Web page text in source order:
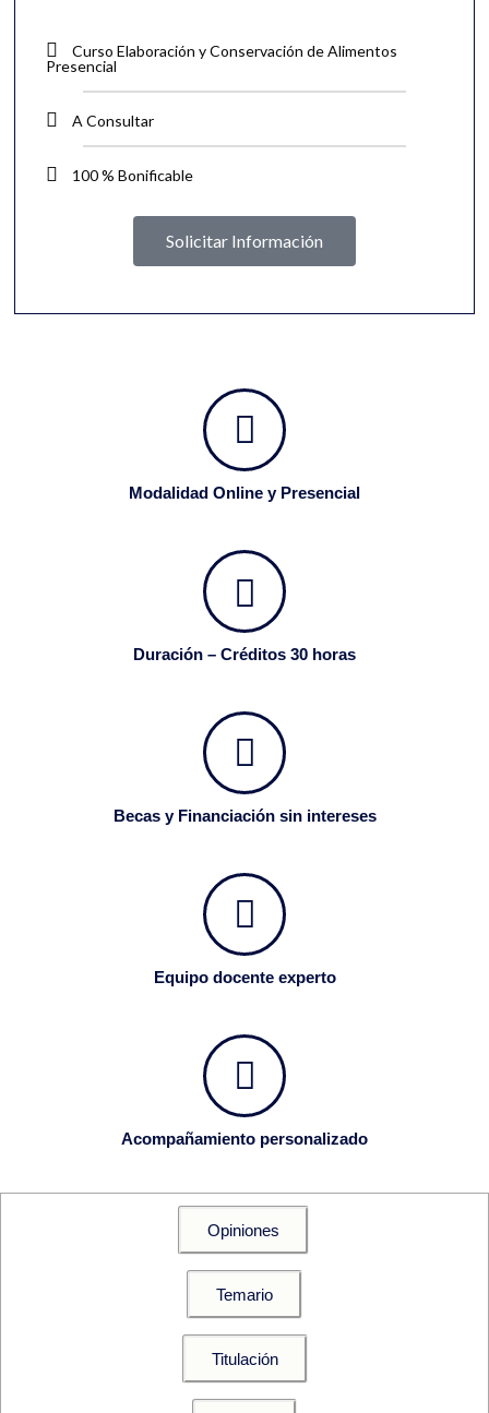
Curso Elaboración y Conservación de Alimentos
Presencial
A Consultar
100 % Bonificable
Solicitar Información
Modalidad Online y Presencial
Duración – Créditos 30 horas
Becas y Financiación sin intereses
Equipo docente experto
Acompañamiento personalizado
Opiniones
Temario
Titulación